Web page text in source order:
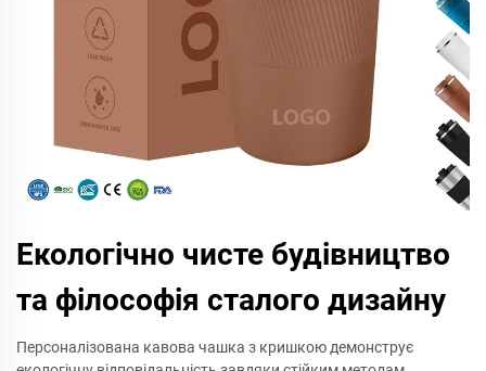
Екологічно чисте будівництво
та філософія сталого дизайну
Персоналізована кавова чашка з кришкою демонструє